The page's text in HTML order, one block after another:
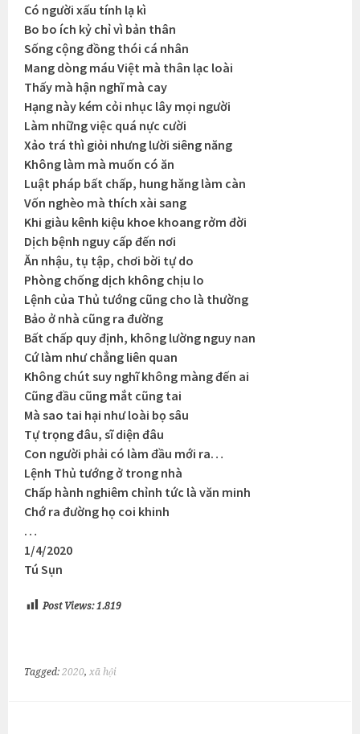
Có người xấu tính lạ kì
Bo bo ích kỷ chỉ vì bản thân
Sống cộng đồng thói cá nhân
Mang dòng máu Việt mà thân lạc loài
Thấy mà hận nghĩ mà cay
Hạng này kém cỏi nhục lây mọi người
Làm những việc quá nực cười
Xảo trá thì giỏi nhưng lười siêng năng
Không làm mà muốn có ăn
Luật pháp bất chấp, hung hăng làm càn
Vốn nghèo mà thích xài sang
Khi giàu kênh kiệu khoe khoang rởm đời
Dịch bệnh nguy cấp đến nơi
Ăn nhậu, tụ tập, chơi bời tự do
Phòng chống dịch không chịu lo
Lệnh của Thủ tướng cũng cho là thường
Bảo ở nhà cũng ra đường
Bất chấp quy định, không lường nguy nan
Cứ làm như chẳng liên quan
Không chút suy nghĩ không màng đến ai
Cũng đầu cũng mắt cũng tai
Mà sao tai hại như loài bọ sâu
Tự trọng đâu, sĩ diện đâu
Con người phải có làm đầu mới ra…
Lệnh Thủ tướng ở trong nhà
Chấp hành nghiêm chỉnh tức là văn minh
Chớ ra đường họ coi khinh
…
1/4/2020
Tú Sụn
Post Views: 1.819
Tagged:2020,xã hội